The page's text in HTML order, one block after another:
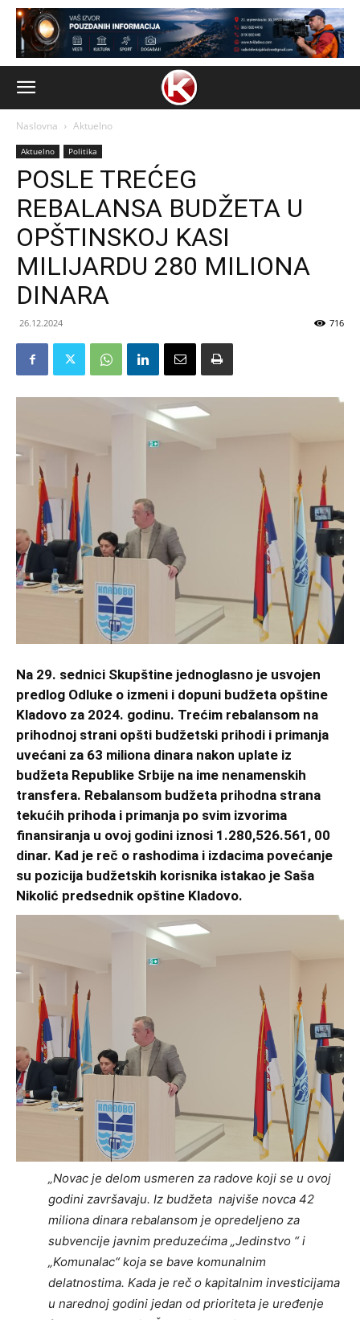
Naslovna Aktuelno
Aktuelno Politika
POSLE TREĆEG
REBALANSA BUDŽETA U
OPŠTINSKOJ KASI
MILIJARDU 280 MILIONA
DINARA
26.12.2024 716
Na 29. sednici Skupštine jednoglasno je usvojen
predlog Odluke o izmeni i dopuni budžeta opštine
Kladovo za 2024. godinu. Trećim rebalansom na
prihodnoj strani opšti budžetski prihodi i primanja
uvećani za 63 miliona dinara nakon uplate iz
budžeta Republike Srbije na ime nenamenskih
transfera. Rebalansom budžeta prihodna strana
tekućih prihoda i primanja po svim izvorima
finansiranja u ovoj godini iznosi 1.280,526.561, 00
dinar. Kad je reč o rashodima i izdacima povećanje
su pozicija budžetskih korisnika istakao je Saša
Nikolić predsednik opštine Kladovo.
„Novac je delom usmeren za radove koji se u ovoj
godini završavaju. Iz budžeta najviše novca 42
miliona dinara rebalansom je opredeljeno za
subvencije javnim preduzećima „Jedinstvo “ i
„Komunalac“ koja se bave komunalnim
delatnostima. Kada je reč o kapitalnim investicijama
u narednoj godini jedan od prioriteta je uređenje